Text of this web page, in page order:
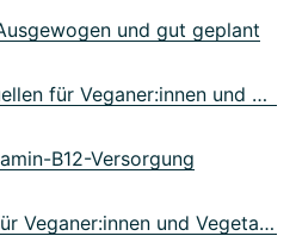
und gut geplant
02 Gute Cobalamin-Quellen für Veganer:innen und Vegetarier:innen
B12-Versorgung
04 Zufuhrempfehlung für Veganer:innen und Vegetarier:innen